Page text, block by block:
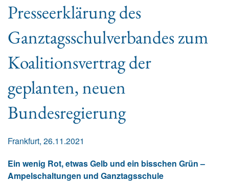
Presseerklärung des
Ganztagsschulverbandes zum
Koalitionsvertrag der
geplanten, neuen
Bundesregierung
Frankfurt, 26.11.2021
Ein wenig Rot, etwas Gelb und ein bisschen Grün –
Ampelschaltungen und Ganztagsschule